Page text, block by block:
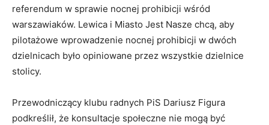
referendum w sprawie nocnej prohibicji wśród
warszawiaków. Lewica i Miasto Jest Nasze chcą, aby
pilotażowe wprowadzenie nocnej prohibicji w dwóch
dzielnicach było opiniowane przez wszystkie dzielnice
stolicy.
Przewodniczący klubu radnych PiS Dariusz Figura
podkreślił, że konsultacje społeczne nie mogą być